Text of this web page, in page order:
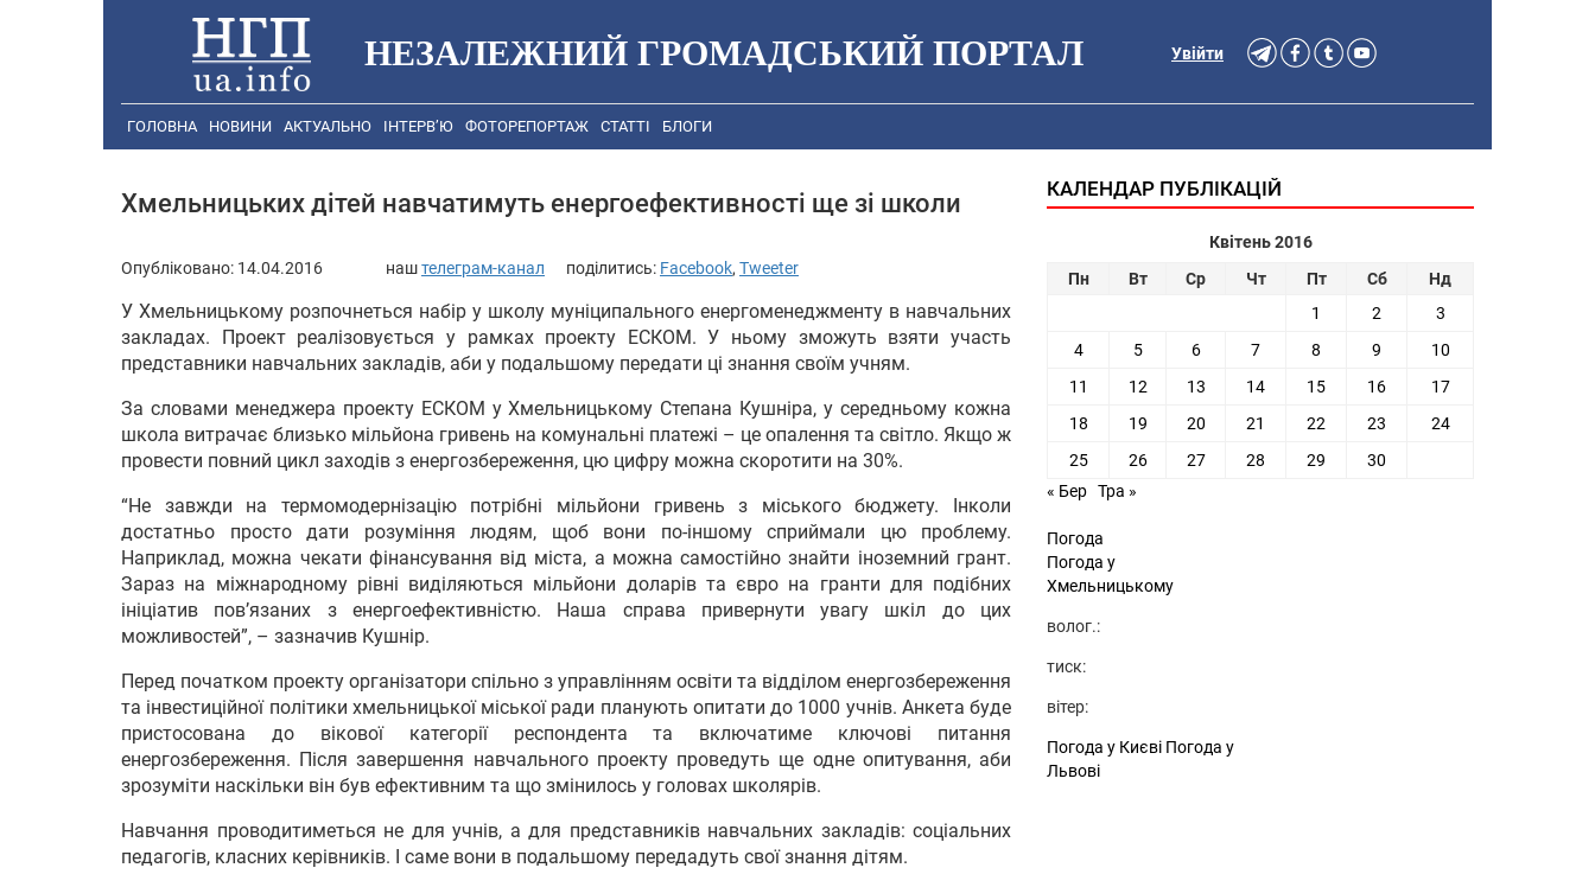
НЕЗАЛЕЖНИЙ ГРОМАДСЬКИЙ ПОРТАЛ Увійти
ГОЛОВНА НОВИНИ АКТУАЛЬНО ІНТЕРВ’Ю ФОТОРЕПОРТАЖ СТАТТІ БЛОГИ
Хмельницьких дітей навчатимуть енергоефективності ще зі школи
Опубліковано: 14.04.2016 наштелеграм-канал поділитись: Facebook, Tweeter
У Хмельницькому розпочнеться набір у школу муніципального енергоменеджменту в навчальних
закладах. Проект реалізовується у рамках проекту ЕСКОМ. У ньому зможуть взяти участь
представники навчальних закладів, аби у подальшому передати ці знання своїм учням.
За словами менеджера проекту ЕСКОМ у Хмельницькому Степана Кушніра, у середньому кожна
школа витрачає близько мільйона гривень на комунальні платежі – це опалення та світло. Якщо ж
провести повний цикл заходів з енергозбереження, цю цифру можна скоротити на 30%.
“Не завжди на термомодернізацію потрібні мільйони гривень з міського бюджету. Інколи
достатньо просто дати розуміння людям, щоб вони по-іншому сприймали цю проблему.
Наприклад, можна чекати фінансування від міста, а можна самостійно знайти іноземний грант.
Зараз на міжнародному рівні виділяються мільйони доларів та євро на гранти для подібних
ініціатив пов’язаних з енергоефективністю. Наша справа привернути увагу шкіл до цих
можливостей”, – зазначив Кушнір.
Перед початком проекту організатори спільно з управлінням освіти та відділом енергозбереження
та інвестиційної політики хмельницької міської ради планують опитати до 1000 учнів. Анкета буде
пристосована до вікової категорії респондента та включатиме ключові питання
енергозбереження. Після завершення навчального проекту проведуть ще одне опитування, аби
зрозуміти наскільки він був ефективним та що змінилось у головах школярів.
Навчання проводитиметься не для учнів, а для представників навчальних закладів: соціальних
педагогів, класних керівників. І саме вони в подальшому передадуть свої знання дітям.
КАЛЕНДАР ПУБЛІКАЦІЙ
Квітень 2016
Пн
Вт Ср Чт Пт Сб
Нд
1
2
3
4
5 6 7 8 9
10
11
12 13 14 15 16
17
18
19 20 21 22 23
24
25
26 27 28 29
30
« Бер Тра »
Погода
Погода у
Хмельницькому
волог.:
тиск:
вітер:
Погода у Києві Погода у
Львові